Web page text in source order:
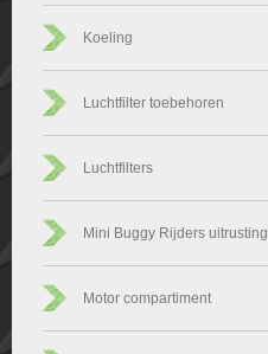
Koeling
Luchtfilter toebehoren
Luchtfilters
Mini Buggy Rijders uitrusting
Motor compartiment